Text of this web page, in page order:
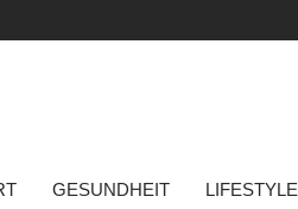
GESUNDHEIT LIFESTYLE